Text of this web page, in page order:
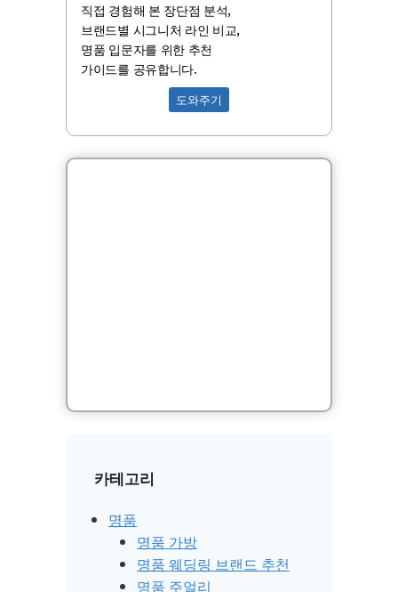
직접 경험해 본 장단점 분석,
브랜드별 시그니처 라인 비교,
명품 입문자를 위한 추천
가이드를 공유합니다.
도와주기
카테고리
명품
명품 가방
명품 웨딩링 브랜드 추천
명품 주얼리